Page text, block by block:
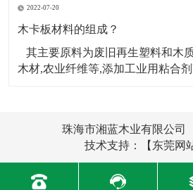
变，用原木制箱10人完成的量，而
只需3人即可完成，节约人工工资约
2022-07-20
木卡板材料的组成？
其主要原料为废旧再生塑料和木
木材,农业纤维等,添加工业用粘合
木卡板的材料由珠海市湘蓝木业有限公
技术支持：
【东莞网